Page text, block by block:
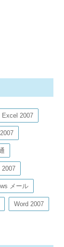
Excel 2007
2007
メール
Word 2007